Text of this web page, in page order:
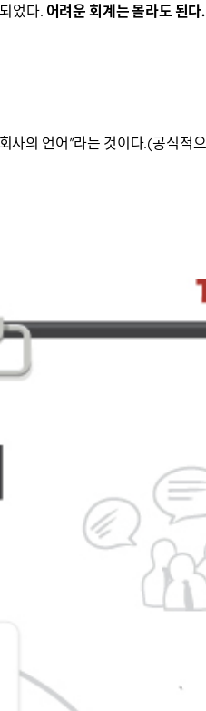
었다. 어려운 회계는 몰라도 된다
사의 언어”라는 것이다.(공식적